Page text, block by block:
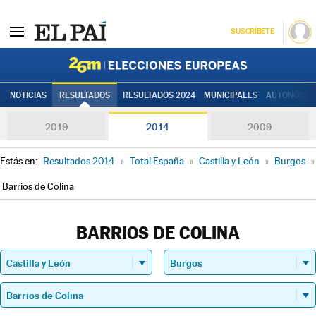
SUSCRÍBETE
NOTICIAS RESULTADOS RESULTADOS 2024 MUNICIPALES
2019 2014 2009
Estás en: Resultados 2014 » Total España » Castilla y León » Burgos »
Barrios de Colina
BARRIOS DE COLINA